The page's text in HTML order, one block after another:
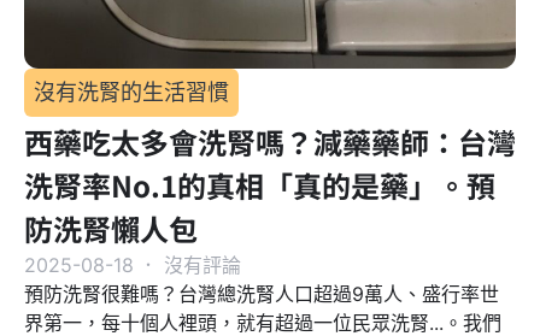
沒有洗腎的生活習慣
西藥吃太多會洗腎嗎？減藥藥師：台灣
洗腎率No.1的真相「真的是藥」。預
防洗腎懶人包
2025-08-18 ．
沒有評論
預防洗腎很難嗎？台灣總洗腎人口超過9萬人、盛行率世
界第一，每十個人裡頭，就有超過一位民眾洗腎...。我們